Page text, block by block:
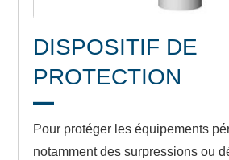
DISPOSITIF DE
PROTECTION
Pour protéger les équipements
notamment des surpressions ou